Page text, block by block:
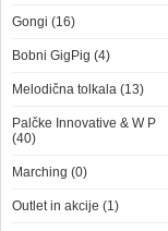
Gongi (16)
Bobni GigPig (4)
Melodična tolkala (13)
Palčke Innovative & W P
(40)
Marching (0)
Outlet in akcije (1)